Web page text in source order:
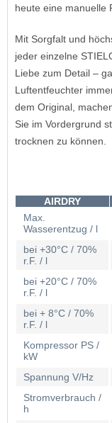
heute eine manuelle
Mit Sorgfalt und
jeder einzelne
Liebe zum Detail –
Luftentfeuchter
dem Original,
Sie im Vordergrund
trocknen zu können.
AIRDRY
Max.
Wasserentzug / l
bei +30°C / 70%
r.F. / l
bei +20°C / 70%
r.F. / l
bei + 8°C / 70%
r.F. / l
Kompressor PS /
kW
Spannung V/Hz
Stromverbrauch /
h